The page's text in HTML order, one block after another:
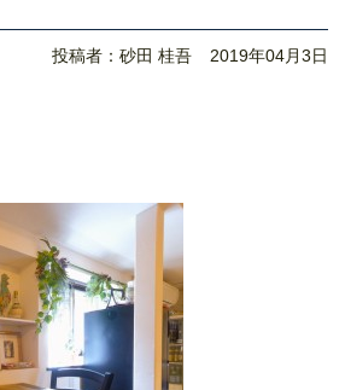
投稿者：砂田 桂吾 2019年04月3日